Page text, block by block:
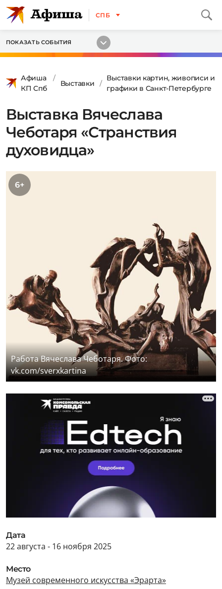
СПБ
ПОКАЗАТЬ СОБЫТИЯ
Афиша
КП Спб
Выставки
Выставки картин, живописи и
графики в Санкт-Петербурге
Выставка Вячеслава
Чеботаря «Странствия
духовидца»
6+
Работа Вячеслава Чеботаря. Фото:
vk.com/sverxkartina
Дата
22 августа - 16 ноября 2025
Место
Музей современного искусства «Эрарта»